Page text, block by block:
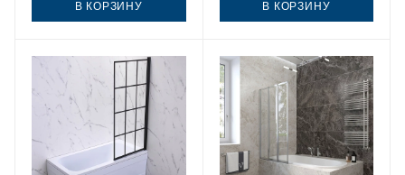
В КОРЗИНУ В КОРЗИНУ